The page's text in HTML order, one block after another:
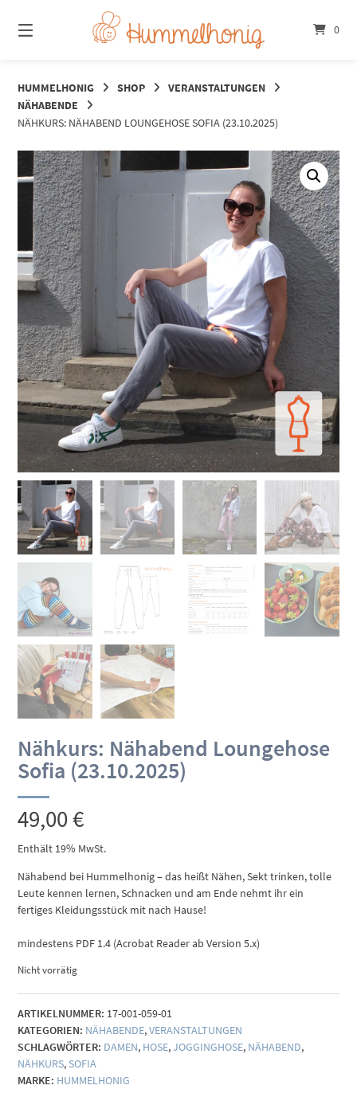
zum
Inhalt
0
HUMMELHONIG SHOP
VERANSTALTUNGEN
NÄHABENDE
NÄHKURS: NÄHABEND LOUNGEHOSE SOFIA (23.10.2025)
Nähkurs: Nähabend Loungehose
Sofia (23.10.2025)
49,00€
Enthält 19% MwSt.
Nähabend bei Hummelhonig – das heißt Nähen, Sekt trinken, tolle
Leute kennen lernen, Schnacken und am Ende nehmt ihr ein
fertiges Kleidungsstück mit nach Hause!
mindestens PDF 1.4 (Acrobat Reader ab Version 5.x)
Nicht vorrätig
ARTIKELNUMMER: 17-001-059-01
KATEGORIEN: NÄHABENDE,VERANSTALTUNGEN
SCHLAGWÖRTER: DAMEN, HOSE,JOGGINGHOSE, NÄHABEND,
NÄHKURS, SOFIA
MARKE: HUMMELHONIG